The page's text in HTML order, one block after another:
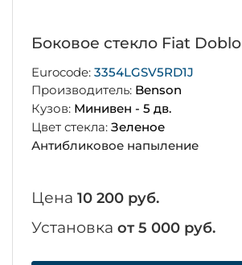
Боковое стекло Fiat Doblo
Eurocode: 3354LGSV5RD1J
Производитель: Benson
Кузов: Минивен - 5 дв.
Цвет стекла: Зеленое
Антибликовое напыление
Цена 10 200 руб.
Установка от 5 000 руб.